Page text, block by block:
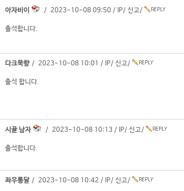
아자비이 / 2023-10-08 09:50 / IP/ 신고/
출석합니다.
다크묵향 / 2023-10-08 10:01 / IP/ 신고/
출석 합니다.
시골 남자 / 2023-10-08 10:13 / IP/ 신고/
출석합니다.
좌우통달 / 2023-10-08 10:42 / IP/ 신고/